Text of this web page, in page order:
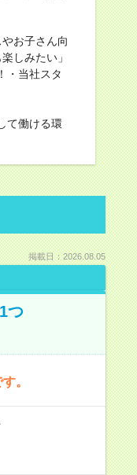
お子さん向
しみたい」
・当社スタ
て働ける環
掲載日：2026.08.05
つ
。